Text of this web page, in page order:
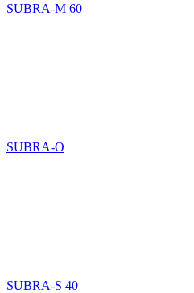
SUBRA-M 60
SUBRA-O
SUBRA-S 40